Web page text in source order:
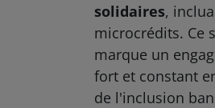
solidaires,
microcrédits. Ce
marque un
fort et constant
de l'inclusion